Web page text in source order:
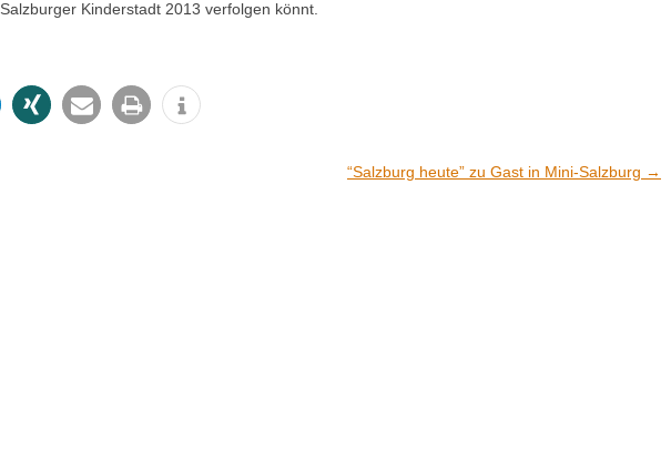
Salzburger Kinderstadt 2013 verfolgen könnt.
“Salzburg heute” zu Gast in Mini-Salzburg →